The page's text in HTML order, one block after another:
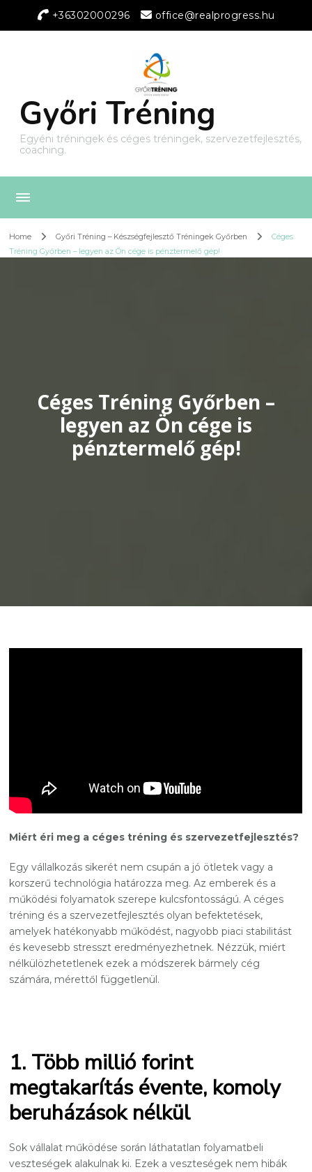
+36302000296 office@realprogress.hu
Győri Tréning
Egyéni tréningek és céges tréningek, szervezetfejlesztés,
coaching.
Home Győri Tréning – Készségfejlesztő Tréningek Győrben
Céges
Tréning Győrben – legyen az Ön cége is pénztermelő gép!
Céges Tréning Győrben –
legyen az Ön cége is
pénztermelő gép!
Miért éri meg a céges tréning és szervezetfejlesztés?
Egy vállalkozás sikerét nem csupán a jó ötletek vagy a
korszerű technológia határozza meg. Az emberek és a
működési folyamatok szerepe kulcsfontosságú. A céges
tréning és a szervezetfejlesztés olyan befektetések,
amelyek hatékonyabb működést, nagyobb piaci stabilitást
és kevesebb stresszt eredményezhetnek. Nézzük, miért
nélkülözhetetlenek ezek a módszerek bármely cég
számára, mérettől függetlenül.
1. Több millió forint
megtakarítás évente, komoly
beruházások nélkül
Sok vállalat működése során láthatatlan folyamatbeli
veszteségek alakulnak ki. Ezek a veszteségek nem hibák